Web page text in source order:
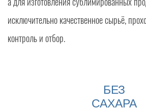
исключительно качественное сырьё,
контроль и отбор.
БЕЗ
САХАРА